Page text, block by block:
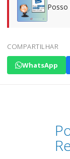
COMPARTILHAR
WhatsApp